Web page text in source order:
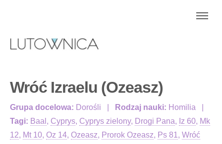
Wróć Izraelu (Ozeasz)
Grupa docelowa: Dorośli Rodzaj nauki: Homilia
Tagi: Baal , Cyprys, Cyprys zielony, Drogi Pana, Iz 60, Mk
12, Mt 10, Oz 14, Ozeasz, Prorok Ozeasz, Ps 81, Wróć